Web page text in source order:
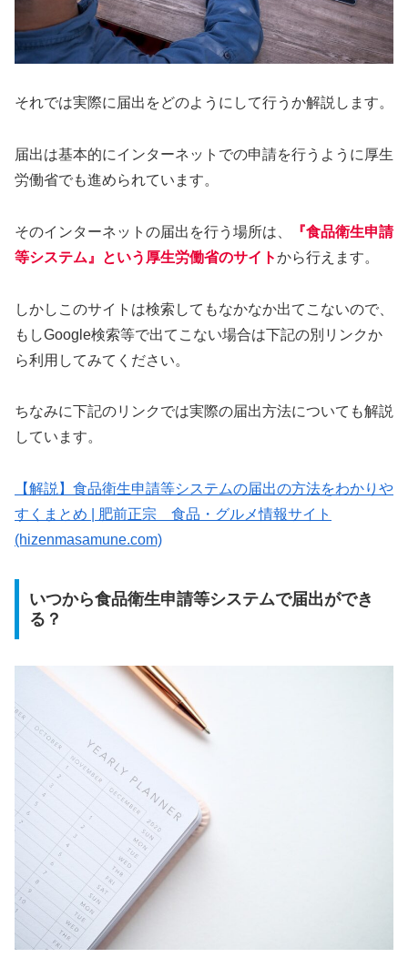
それでは実際に届出をどのようにして行うか解説します。
届出は基本的にインターネットでの申請を行うように厚生
労働省でも進められています。
そのインターネットの届出を行う場所は、
『食品衛生申請
等システム』という厚生労働省のサイトから行えます。
しかしこのサイトは検索してもなかなか出てこないので、
もしGoogle検索等で出てこない場合は下記の別リンクか
ら利用してみてください。
ちなみに下記のリンクでは実際の届出方法についても解説
しています。
【解説】食品衛生申請等システムの届出の方法をわかりや
すくまとめ | 肥前正宗 食品・グルメ情報サイト
(hizenmasamune.com)
いつから食品衛生申請等システムで届出ができ
る？